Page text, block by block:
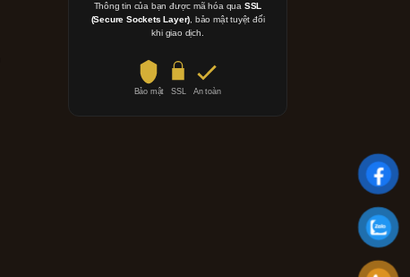
Thông tin của bạn được mã hóa qua SSL
(Secure Sockets Layer) , bảo mật tuyệt đối
khi giao dịch.
Bảo mật SSL An toàn